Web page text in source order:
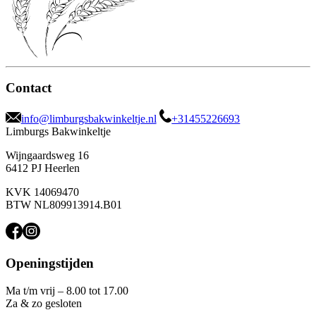
Contact
info@limburgsbakwinkeltje.nl
+31455226693
Limburgs Bakwinkeltje
Wijngaardsweg 16
6412 PJ Heerlen
KVK 14069470
BTW NL809913914.B01
Openingstijden
Ma t/m vrij – 8.00 tot 17.00
Za & zo gesloten